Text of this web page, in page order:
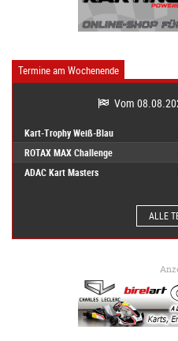
Termine am Wochenende
Vom
Kart-Trophy Weiß-Blau
ROTAX MAX Challenge
ADAC Kart Masters
ALLE